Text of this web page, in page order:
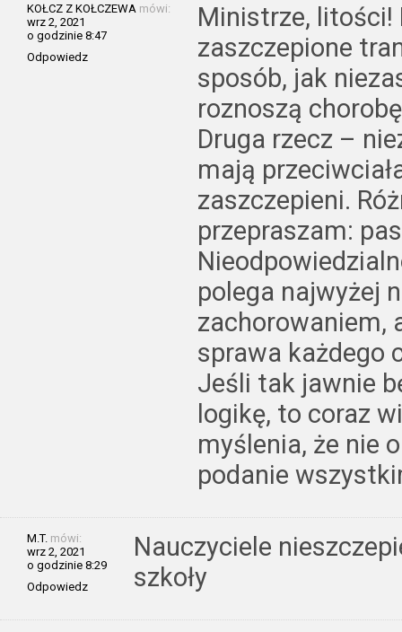
KOŁCZ Z KOŁCZEWA mówi:
wrz 2, 2021
o godzinie 8:47
Odpowiedz
Ministrze, litości!
zaszczepione
sposób, jak
roznoszą
Druga rzecz –
mają
zaszczepieni.
przepraszam:
polega najwyżej
zachorowaniem,
sprawa każdego
Jeśli tak jawnie
logikę, to coraz
myślenia, że nie
podanie
M.T. mówi:
wrz 2, 2021
o godzinie 8:29
Odpowiedz
Nauczyciele
szkoły